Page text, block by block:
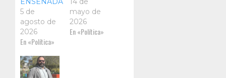
5 de
agosto de
2026
En «Política»
mayo de
2026
En «Política»